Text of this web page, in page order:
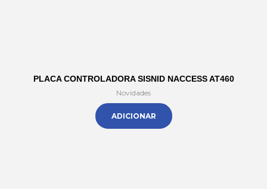
PLACA CONTROLADORA SISNID NACCESS AT460
Novidades
ADICIONAR